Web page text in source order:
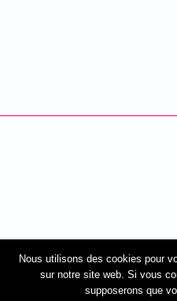
Nous utilisons des cookies pour
sur notre site web. Si vous
supposerons que